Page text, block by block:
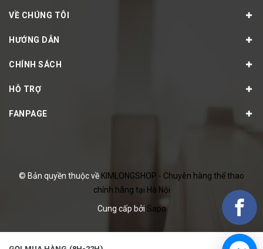
VỀ CHÚNG TÔI
HƯỚNG DẪN
CHÍNH SÁCH
HỖ TRỢ
FANPAGE
© Bản quyền thuộc về KIMLONGSHOP - Chuyên hàng thể thao
chính hãng tại Hà Nội
Cung cấp bởi Sapo